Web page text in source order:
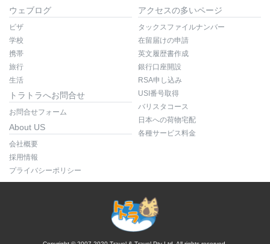
ウェブログ
ビザ
学校
携帯
旅行
生活
トラトラへお問合せ
お問合せフォーム
About US
会社概要
採用情報
プライバシーポリシー
アクセスの多いページ
タックスファイルナンバー
在留届けの申請
英文履歴書作成
銀行口座開設
RSA申し込み
USI番号取得
バリスタコース
日本への荷物宅配
各種サービス料金